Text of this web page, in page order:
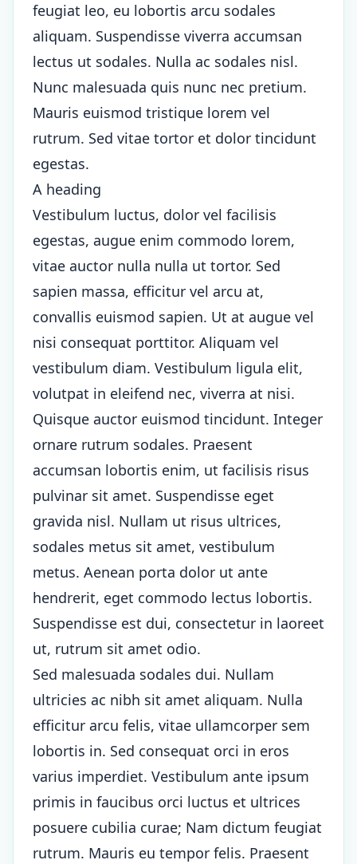
feugiat leo, eu lobortis arcu sodales
aliquam. Suspendisse viverra accumsan
lectus ut sodales. Nulla ac sodales nisl.
Nunc malesuada quis nunc nec pretium.
Mauris euismod tristique lorem vel
rutrum. Sed vitae tortor et dolor tincidunt
egestas.
A heading
Vestibulum luctus, dolor vel facilisis
egestas, augue enim commodo lorem,
vitae auctor nulla nulla ut tortor. Sed
sapien massa, efficitur vel arcu at,
convallis euismod sapien. Ut at augue vel
nisi consequat porttitor. Aliquam vel
vestibulum diam. Vestibulum ligula elit,
volutpat in eleifend nec, viverra at nisi.
Quisque auctor euismod tincidunt. Integer
ornare rutrum sodales. Praesent
accumsan lobortis enim, ut facilisis risus
pulvinar sit amet. Suspendisse eget
gravida nisl. Nullam ut risus ultrices,
sodales metus sit amet, vestibulum
metus. Aenean porta dolor ut ante
hendrerit, eget commodo lectus lobortis.
Suspendisse est dui, consectetur in laoreet
ut, rutrum sit amet odio.
Sed malesuada sodales dui. Nullam
ultricies ac nibh sit amet aliquam. Nulla
efficitur arcu felis, vitae ullamcorper sem
lobortis in. Sed consequat orci in eros
varius imperdiet. Vestibulum ante ipsum
primis in faucibus orci luctus et ultrices
posuere cubilia curae; Nam dictum feugiat
rutrum. Mauris eu tempor felis. Praesent